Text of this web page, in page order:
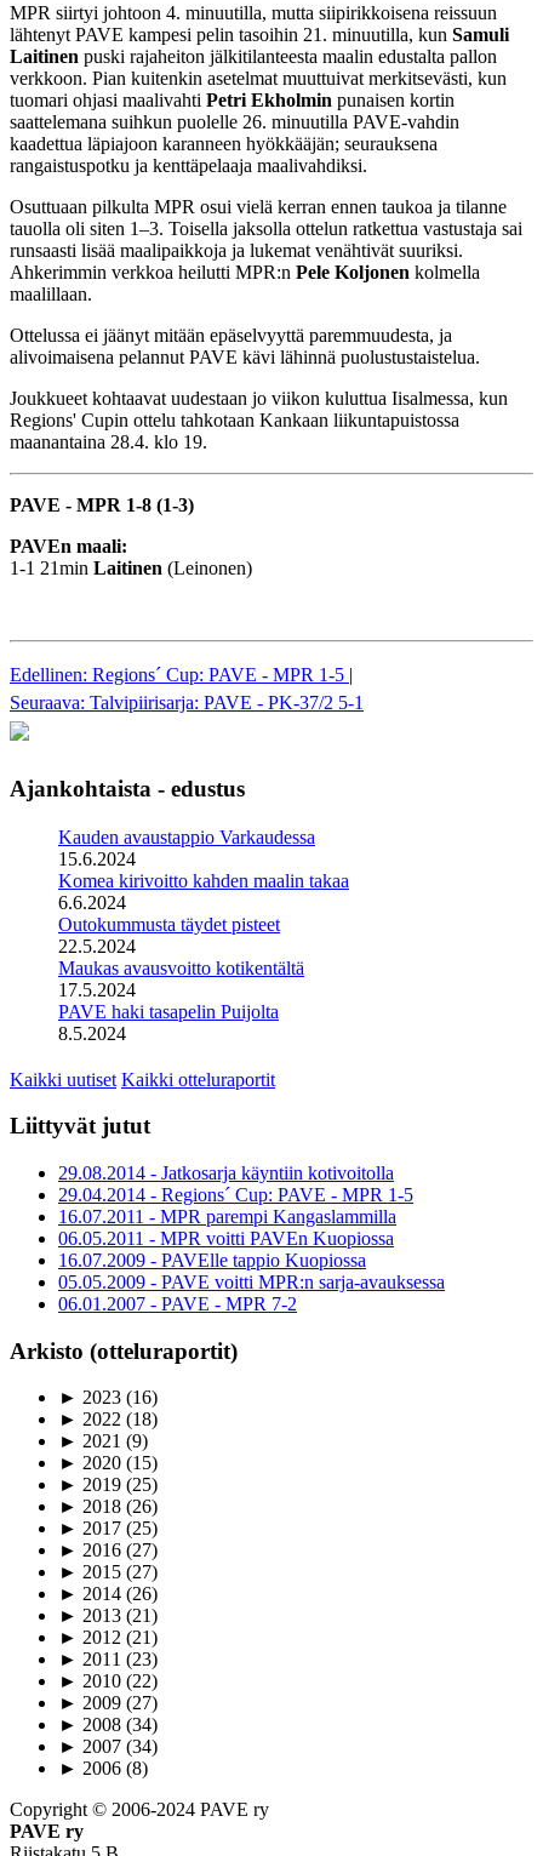
MPR siirtyi johtoon 4. minuutilla, mutta siipirikkoisena reissuun
lähtenyt PAVE kampesi pelin tasoihin 21. minuutilla, kun Samuli
Laitinen puski rajaheiton jälkitilanteesta maalin edustalta pallon
verkkoon. Pian kuitenkin asetelmat muuttuivat merkitsevästi, kun
tuomari ohjasi maalivahti Petri Ekholmin punaisen kortin
saattelemana suihkun puolelle 26. minuutilla PAVE-vahdin
kaadettua läpiajoon karanneen hyökkääjän; seurauksena
rangaistuspotku ja kenttäpelaaja maalivahdiksi.
Osuttuaan pilkulta MPR osui vielä kerran ennen taukoa ja tilanne
tauolla oli siten 1–3. Toisella jaksolla ottelun ratkettua vastustaja sai
runsaasti lisää maalipaikkoja ja lukemat venähtivät suuriksi.
Ahkerimmin verkkoa heilutti MPR:n Pele Koljonen kolmella
maalillaan.
Ottelussa ei jäänyt mitään epäselvyyttä paremmuudesta, ja
alivoimaisena pelannut PAVE kävi lähinnä puolustustaistelua.
Joukkueet kohtaavat uudestaan jo viikon kuluttua Iisalmessa, kun
Regions' Cupin ottelu tahkotaan Kankaan liikuntapuistossa
maanantaina 28.4. klo 19.
PAVE - MPR 1-8 (1-3)
PAVEn maali:
1-1 21min Laitinen (Leinonen)
Edellinen: Regions´ Cup: PAVE - MPR 1-5 |
Seuraava: Talvipiirisarja: PAVE - PK-37/2 5-1
Ajankohtaista - edustus
Kauden avaustappio Varkaudessa
15.6.2024
Komea kirivoitto kahden maalin takaa
6.6.2024
Outokummusta täydet pisteet
22.5.2024
Maukas avausvoitto kotikentältä
17.5.2024
PAVE haki tasapelin Puijolta
8.5.2024
Kaikki uutiset Kaikki otteluraportit
Liittyvät jutut
29.08.2014 - Jatkosarja käyntiin kotivoitolla
29.04.2014 - Regions´ Cup: PAVE - MPR 1-5
16.07.2011 - MPR parempi Kangaslammilla
06.05.2011 - MPR voitti PAVEn Kuopiossa
16.07.2009 - PAVElle tappio Kuopiossa
05.05.2009 - PAVE voitti MPR:n sarja-avauksessa
06.01.2007 - PAVE - MPR 7-2
Arkisto (otteluraportit)
► 2023 (16)
► 2022 (18)
► 2021 (9)
► 2020 (15)
► 2019 (25)
► 2018 (26)
► 2017 (25)
► 2016 (27)
► 2015 (27)
► 2014 (26)
► 2013 (21)
► 2012 (21)
► 2011 (23)
► 2010 (22)
► 2009 (27)
► 2008 (34)
► 2007 (34)
► 2006 (8)
Copyright © 2006-2024 PAVE ry
PAVE ry